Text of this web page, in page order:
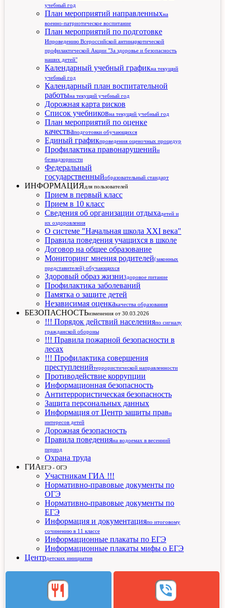
учебный год
План мероприятий направленныхна
военно-патриотическое воспитание
План мероприятий по подготовке
ипроведению Всероссийской антинаркотической
профилактической Акции "За здоровье и безопасность
наших детей"
Календарный учебный графикна текущий
учебный год
Календарный план воспитательной
работына текущий учебный год
Дорожная карта рисков
Список учебниковна текущий учебный год
План мероприятий по оценке
качестваподготовки обучающихся
Единый графикпроведения оценочных процедур
Профилактика правонарушенийи
безнадзорности
Федеральный
государственныйобразовательный стандарт
ИНФОРМАЦИЯдля пользователей
Прием в первый класс
Прием в 10 класс
Сведения об организации отдыхадетей и
их оздоровления
О системе "Начальная школа XXI века"
Правила поведения учащихся в школе
Договор на общее образование
Мониторинг мнения родителей(законных
представителей) обучающихся
Здоровый образ жизниЗдоровое питание
Профилактика заболеваний
Памятка о защите детей
Независимая оценкакачества образования
БЕЗОПАСНОСТЬизменения от 30.03.2026
!!! Порядок действий населенияпо сигналу
гражданской обороны
!!! Правила пожарной безопасности в
лесах
!!! Профилактика совершения
преступленийтеррористической направленности
Противодействие коррупции
Информационная безопасность
Антитеррористическая безопасность
Защита персональных данных
Информация от Центр защиты прави
интересов детей
Дорожная безопасность
Правила поведенияна водоемах в весенний
период
Охрана труда
ГИАЕГЭ - ОГЭ
Участникам ГИА !!!
Нормативно-правовые документы по
ОГЭ
Нормативно-правовые документы по
ЕГЭ
Информация и документацияпо итоговому
сочинению в 11 классе
Информационные плакаты по ЕГЭ
Информационные плакаты мифы о ЕГЭ
Центрдетских инициатив
restaurant phone_in_talk